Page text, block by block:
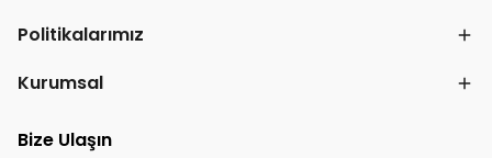
Politikalarımız
Kurumsal
Bize Ulaşın